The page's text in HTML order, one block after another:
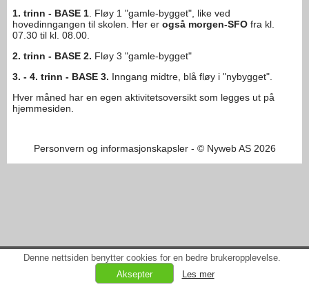
1. trinn - BASE 1 . Fløy 1 "gamle-bygget", like ved
hovedinngangen til skolen. Her er også morgen-SFO fra kl.
07.30 til kl. 08.00.
2. trinn - BASE 2. Fløy 3 "gamle-bygget"
3. - 4. trinn - BASE 3. Inngang midtre, blå fløy i "nybygget".
Hver måned har en egen aktivitetsoversikt som legges ut på
hjemmesiden.
Personvern og informasjonskapsler- © Nyweb AS 2026
Denne nettsiden benytter cookies for en bedre brukeropplevelse.
Les mer